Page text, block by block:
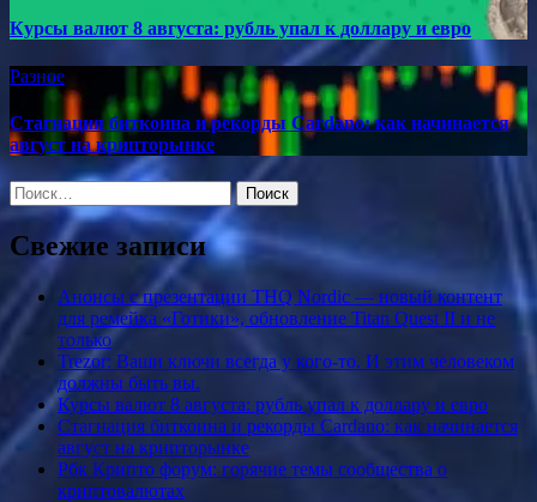
Курсы валют 8 августа: рубль упал к доллару и евро
Разное
Стагнация биткоина и рекорды Cardano: как начинается
август на крипторынке
Найти:
Свежие записи
Анонсы с презентации THQ Nordic — новый контент
для ремейка «Готики», обновление Titan Quest II и не
только
Trezor: Ваши ключи всегда у кого-то. И этим человеком
должны быть вы.
Курсы валют 8 августа: рубль упал к доллару и евро
Стагнация биткоина и рекорды Cardano: как начинается
август на крипторынке
Рбк Крипто форум: горячие темы сообщества о
криптовалютах